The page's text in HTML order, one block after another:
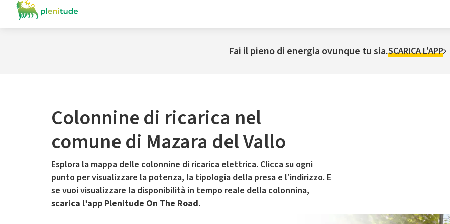
Fai il pieno di energia ovunque tu sia.SCARICA L'APP
Colonnine di ricarica nel
comune di Mazara del Vallo
Esplora la mappa delle colonnine di ricarica elettrica. Clicca su ogni
punto per visualizzare la potenza, la tipologia della presa e l’indirizzo. E
se vuoi visualizzare la disponibilità in tempo reale della colonnina,
scarica l’app Plenitude On The Road.